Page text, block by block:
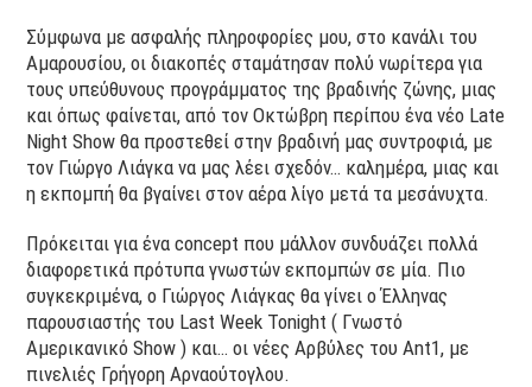
Σύμφωνα με ασφαλής πληροφορίες μου, στο κανάλι του
Αμαρουσίου, οι διακοπές σταμάτησαν πολύ νωρίτερα για
τους υπεύθυνους προγράμματος της βραδινής ζώνης, μιας
και όπως φαίνεται, από τον Οκτώβρη περίπου ένα νέο Late
Night Show θα προστεθεί στην βραδινή μας συντροφιά, με
τον Γιώργο Λιάγκα να μας λέει σχεδόν… καλημέρα, μιας και
η εκπομπή θα βγαίνει στον αέρα λίγο μετά τα μεσάνυχτα.
Πρόκειται για ένα concept που μάλλον συνδυάζει πολλά
διαφορετικά πρότυπα γνωστών εκπομπών σε μία. Πιο
συγκεκριμένα, ο Γιώργος Λιάγκας θα γίνει ο Έλληνας
παρουσιαστής του Last Week Tonight ( Γνωστό
Αμερικανικό Show ) και… οι νέες Αρβύλες του Αnt1, με
πινελιές Γρήγορη Αρναούτογλου.